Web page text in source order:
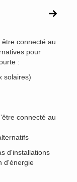
connecté au
pour
:
solaires)
connecté au
d'installations
d'énergie